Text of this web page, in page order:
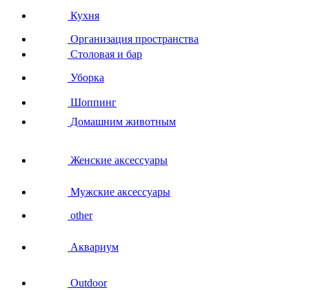
Кухня
Организация пространства
Столовая и бар
Уборка
Шоппинг
Домашним животным
Женские аксессуары
Мужские аксессуары
other
Аквариум
Outdoor